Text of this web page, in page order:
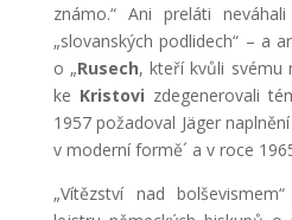
známo.“ Ani preláti
„slovanských podlidech“ – a
o „Rusech, kteří kvůli svému
ke Kristovi zdegenerovali
1957 požadoval Jäger
v moderní formě´ a v roce
„Vítězství nad